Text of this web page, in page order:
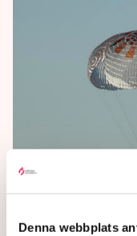
Denna webbplats
I dag
Marcus